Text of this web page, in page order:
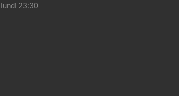
23:30